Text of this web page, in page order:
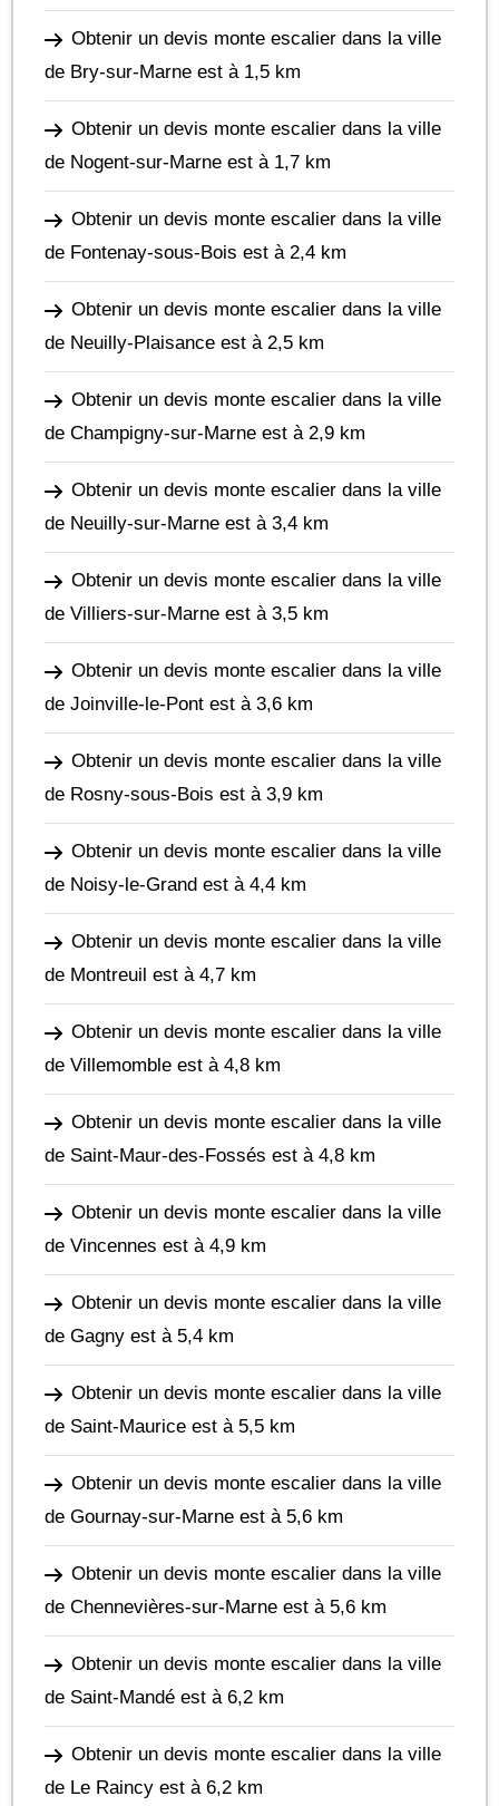
Obtenir un devis monte escalier dans la ville
de Bry-sur-Marne est à 1,5 km
Obtenir un devis monte escalier dans la ville
de Nogent-sur-Marne est à 1,7 km
Obtenir un devis monte escalier dans la ville
de Fontenay-sous-Bois est à 2,4 km
Obtenir un devis monte escalier dans la ville
de Neuilly-Plaisance est à 2,5 km
Obtenir un devis monte escalier dans la ville
de Champigny-sur-Marne est à 2,9 km
Obtenir un devis monte escalier dans la ville
de Neuilly-sur-Marne est à 3,4 km
Obtenir un devis monte escalier dans la ville
de Villiers-sur-Marne est à 3,5 km
Obtenir un devis monte escalier dans la ville
de Joinville-le-Pont est à 3,6 km
Obtenir un devis monte escalier dans la ville
de Rosny-sous-Bois est à 3,9 km
Obtenir un devis monte escalier dans la ville
de Noisy-le-Grand est à 4,4 km
Obtenir un devis monte escalier dans la ville
de Montreuil est à 4,7 km
Obtenir un devis monte escalier dans la ville
de Villemomble est à 4,8 km
Obtenir un devis monte escalier dans la ville
de Saint-Maur-des-Fossés est à 4,8 km
Obtenir un devis monte escalier dans la ville
de Vincennes est à 4,9 km
Obtenir un devis monte escalier dans la ville
de Gagny est à 5,4 km
Obtenir un devis monte escalier dans la ville
de Saint-Maurice est à 5,5 km
Obtenir un devis monte escalier dans la ville
de Gournay-sur-Marne est à 5,6 km
Obtenir un devis monte escalier dans la ville
de Chennevières-sur-Marne est à 5,6 km
Obtenir un devis monte escalier dans la ville
de Saint-Mandé est à 6,2 km
Obtenir un devis monte escalier dans la ville
de Le Raincy est à 6,2 km